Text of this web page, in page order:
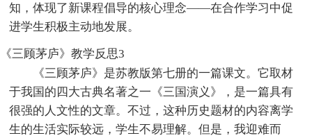
知，体现了新课程倡导的核心理念——在合作学习中促
进学生积极主动地发展。
《三顾茅庐》教学反思3
《三顾茅庐》是苏教版第七册的一篇课文。它取材
于我国的四大古典名著之一《三国演义》，是一篇具有
很强的人文性的文章。不过，这种历史题材的内容离学
生的生活实际较远，学生不易理解。但是，我迎难而